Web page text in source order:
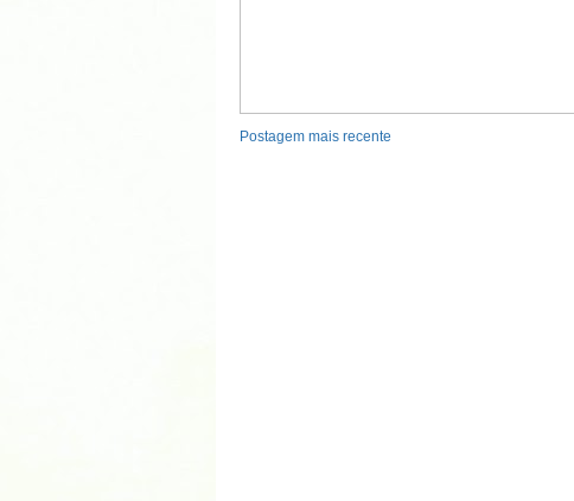
Postagem mais recente